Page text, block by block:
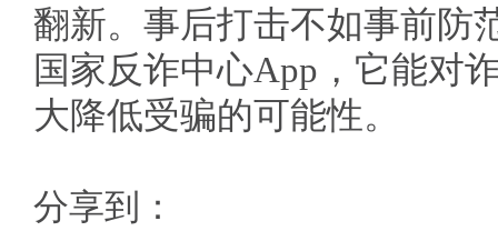
翻新。事后打击不如事前防
国家反诈中心App，它能对
大降低受骗的可能性。
分享到：